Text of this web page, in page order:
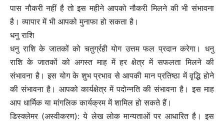
पास नौकरी नहीं है तो इस महीने आपको नौकरी मिलने की भी संभावना
है। व्यापार में भी आपको मुनाफा हो सकता है।
धनु राशि
धनु राशि के जातकों को चतुर्ग्रही योग उत्तम फल प्रदान करेगा। धनु
राशि के जातकों को अगस्त माह में हर क्षेत्र में सफलता मिलने की
संभावना है। इस योग के शुभ प्रभाव से आपकी मान प्रतिष्ठा में वृद्धि होने
की संभावना है। आपको कार्यक्षेत्र में पदोन्नति की संभावना है। इस माह
आप धार्मिक या मांगलिक कार्यक्रम में शामिल हो सकते हैं।
डिस्क्लेमर (अस्वीकरण): ये लेख लोक मान्यताओं पर आधारित है। इस